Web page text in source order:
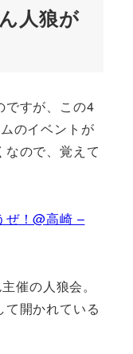
人狼が
ですが、この4
のイベントが
ので、覚えて
ぜ！@高崎 –
催の人狼会。
て開かれている